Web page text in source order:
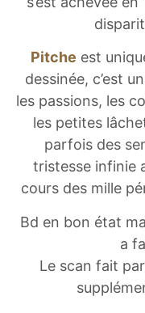
Pitche est
dessinée, c’est
les passions, les
les petites
parfois des
tristesse infinie
cours des mille
Bd en bon état
a
Le scan fait